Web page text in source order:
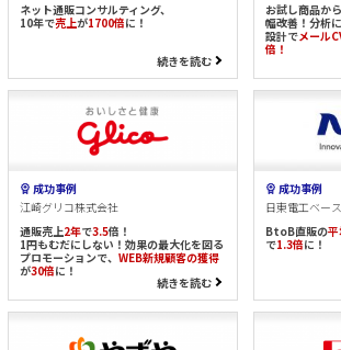
ネット通販コンサルティング、
10年で売上が1700倍に！
続きを読む
お試し商品か
幅改善！分析
設計でメール
倍！
成功事例
江崎グリコ株式会社
通販売上2年で3.5倍！
1円もむだにしない！効果の最大化を図る
プロモーションで、WEB新規顧客の獲得
が30倍に！
続きを読む
成功事例
日東電工ベー
BtoB直販の
で1.3倍に！